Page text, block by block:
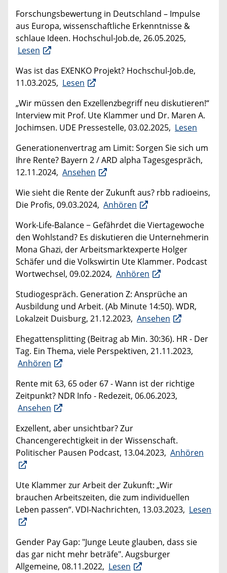
Forschungsbewertung in Deutschland – Impulse
aus Europa, wissenschaftliche Erkenntnisse &
schlaue Ideen. Hochschul-Job.de, 26.05.2025,
Lesen
Was ist das EXENKO Projekt? Hochschul-Job.de,
11.03.2025, Lesen
„Wir müssen den Exzellenzbegriff neu diskutieren!“
Interview mit Prof. Ute Klammer und Dr. Maren A.
Jochimsen. UDE Pressestelle, 03.02.2025, Lesen
Generationenvertrag am Limit: Sorgen Sie sich um
Ihre Rente? Bayern 2 / ARD alpha Tagesgespräch,
12.11.2024, Ansehen
Wie sieht die Rente der Zukunft aus? rbb radioeins,
Die Profis, 09.03.2024, Anhören
Work-Life-Balance − Gefährdet die Viertagewoche
den Wohlstand? Es diskutieren die Unternehmerin
Mona Ghazi, der Arbeitsmarktexperte Holger
Schäfer und die Volkswirtin Ute Klammer. Podcast
Wortwechsel, 09.02.2024, Anhören
Studiogespräch. Generation Z: Ansprüche an
Ausbildung und Arbeit. (Ab Minute 14:50). WDR,
Lokalzeit Duisburg, 21.12.2023, Ansehen
Ehegattensplitting (Beitrag ab Min. 30:36). HR - Der
Tag. Ein Thema, viele Perspektiven, 21.11.2023,
Anhören
Rente mit 63, 65 oder 67 - Wann ist der richtige
Zeitpunkt? NDR Info - Redezeit, 06.06.2023,
Ansehen
Exzellent, aber unsichtbar? Zur
Chancengerechtigkeit in der Wissenschaft.
Politischer Pausen Podcast, 13.04.2023, Anhören
Ute Klammer zur Arbeit der Zukunft: „Wir
brauchen Arbeitszeiten, die zum individuellen
Leben passen“. VDI-Nachrichten, 13.03.2023, Lesen
Gender Pay Gap: "Junge Leute glauben, dass sie
das gar nicht mehr beträfe". Augsburger
Allgemeine, 08.11.2022, Lesen